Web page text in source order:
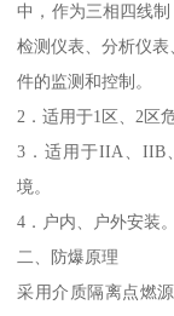
中，作为三相四线
检测仪表、分析仪
件的监测和控制。
2．适用于1区、2区
3．适用于IIA、IIB
境。
4．户内、户外安装。
二、防爆原理
采用介质隔离点燃